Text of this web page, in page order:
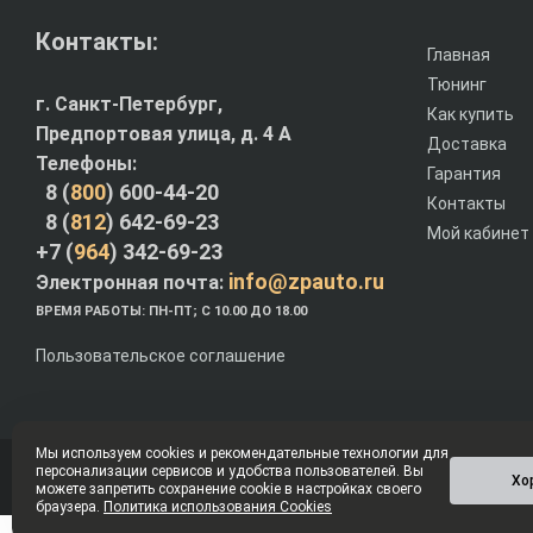
Главная
Тюнинг
Как купить
Доставка
Гарантия
Контакты
Мой кабинет
Контакты:
г. Санкт-Петербург,
Предпортовая улица, д. 4 A
Телефоны:
8 (800) 600-44-20
8 (812) 642-69-23
+7 (964) 342-69-23
Электронная почта: info@zpauto.ru
ВРЕМЯ РАБОТЫ: ПН-ПТ; С 10.00 ДО 18.00
Пользовательское соглашение
© Интернет-магазин ZPauto.ru 2012-2026
Мы используем cookies и рекомендательные технологии для
персонализации сервисов и удобства пользователей. Вы
можете запретить сохранение cookie в настройках своего
браузера. Политика использования Cookies